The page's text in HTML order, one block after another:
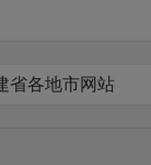
省各地市网站